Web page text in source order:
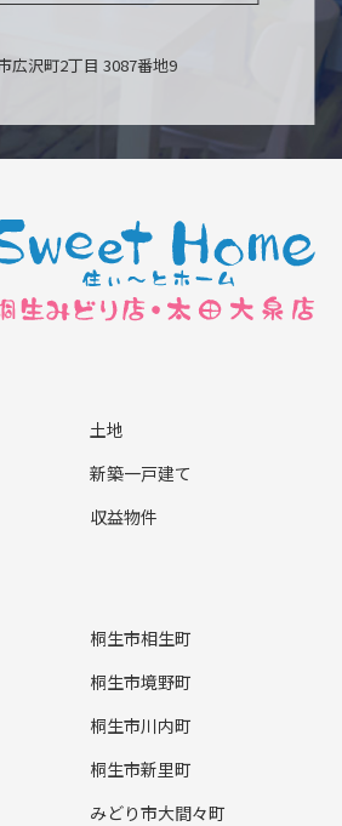
広沢町2丁目 3087番地9
土地
新築一戸建て
収益物件
桐生市相生町
桐生市境野町
桐生市川内町
桐生市新里町
みどり市大間々町